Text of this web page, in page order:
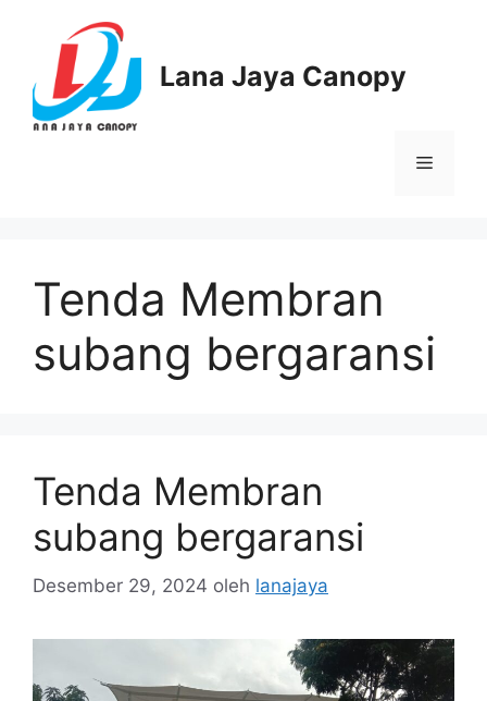
Lana Jaya Canopy
Menu
Tenda Membran
subang bergaransi
Tenda Membran
subang bergaransi
Desember 29, 2024 oleh lanajaya